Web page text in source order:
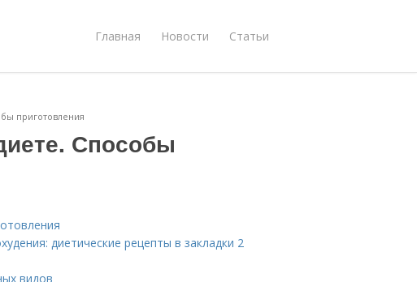
Главная Новости Статьи
приготовления
Способы
диетические рецепты в закладки 2
видов